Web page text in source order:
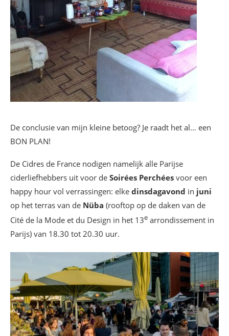
De conclusie van mijn kleine betoog? Je raadt het al… een
BON PLAN!
De Cidres de France nodigen namelijk alle Parijse
ciderliefhebbers uit voor de Soirées Perchées voor een
happy hour vol verrassingen: elke dinsdagavond in juni
op het terras van de Nüba (rooftop op de daken van de
Cité de la Mode et du Design in het 13e arrondissement in
Parijs) van 18.30 tot 20.30 uur.